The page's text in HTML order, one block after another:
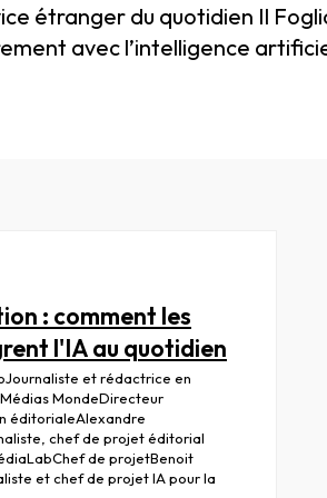
étranger du quotidien Il
avec l’intelligence
: comment les
l'IA au quotidien
Journaliste et rédactrice en
MondeDirecteur
éditorialeAlexandre
chef de projet éditorial
Chef de projetBenoit
et chef de projet IA pour la